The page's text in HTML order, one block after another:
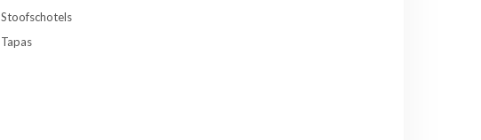
Stoofschotels
Tapas